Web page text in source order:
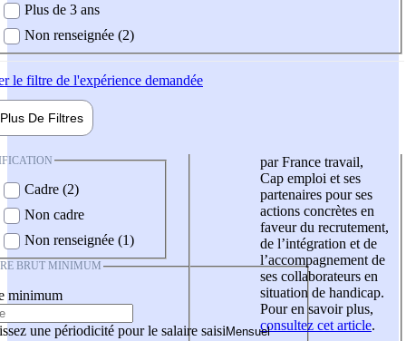
Plus de 3 ans
Non renseignée (2)
le filtre de l'expérience demandée
Plus De Filtres
Cadre (2)
Non cadre
Non renseignée (1)
BRUT MINIMUM
minimum
une périodicité pour le salaire saisi
par France travail,
Cap emploi et ses
partenaires pour ses
actions concrètes en
faveur du recrutement,
de l’intégration et de
l’accompagnement de
ses collaborateurs en
situation de handicap.
Pour en savoir plus,
consultez cet article.